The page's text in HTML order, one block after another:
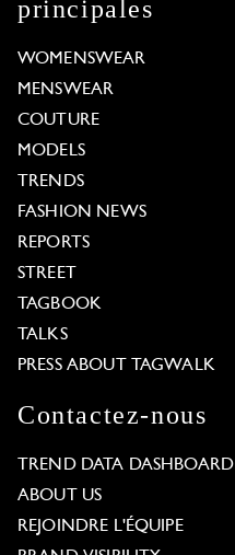
principales
WOMENSWEAR
MENSWEAR
COUTURE
MODELS
TRENDS
FASHION NEWS
REPORTS
STREET
TAGBOOK
TALKS
PRESS ABOUT TAGWALK
Contactez-nous
TREND DATA DASHBOARD
ABOUT US
REJOINDRE L'ÉQUIPE